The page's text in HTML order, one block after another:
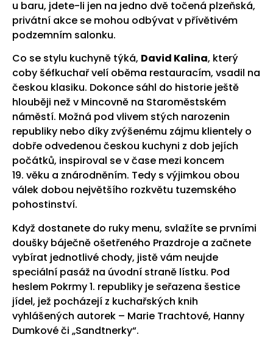
u baru, jdete-li jen na jedno dvě točená plzeňská,
privátní akce se mohou odbývat v přívětivém
podzemním salonku.
Co se stylu kuchyně týká, David Kalina, který
coby šéfkuchař velí oběma restauracím, vsadil na
českou klasiku. Dokonce sáhl do historie ještě
hlouběji než v Mincovně na Staroměstském
náměstí. Možná pod vlivem stých narozenin
republiky nebo díky zvýšenému zájmu klientely o
dobře odvedenou českou kuchyni z dob jejích
počátků, inspiroval se v čase mezi koncem
19. věku a znárodněním. Tedy s výjimkou obou
válek dobou největšího rozkvětu tuzemského
pohostinství.
Když dostanete do ruky menu, svlažíte se prvními
doušky báječně ošetřeného Prazdroje a začnete
vybírat jednotlivé chody, jistě vám neujde
speciální pasáž na úvodní straně lístku. Pod
heslem Pokrmy 1. republiky je seřazena šestice
jídel, jež pocházejí z kuchařských knih
vyhlášených autorek – Marie Trachtové, Hanny
Dumkové či „Sandtnerky“.